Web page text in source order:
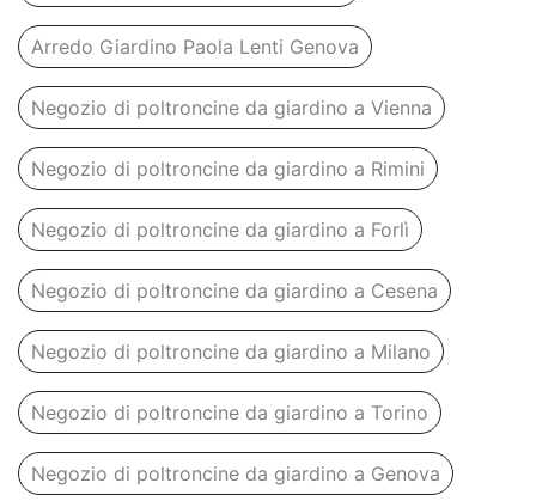
Arredo Giardino Paola Lenti Genova
Negozio di poltroncine da giardino a Vienna
Negozio di poltroncine da giardino a Rimini
Negozio di poltroncine da giardino a Forlì
Negozio di poltroncine da giardino a Cesena
Negozio di poltroncine da giardino a Milano
Negozio di poltroncine da giardino a Torino
Negozio di poltroncine da giardino a Genova